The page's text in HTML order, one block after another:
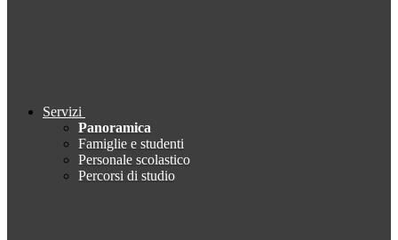
Servizi
Panoramica
Famiglie e studenti
Personale scolastico
Percorsi di studio